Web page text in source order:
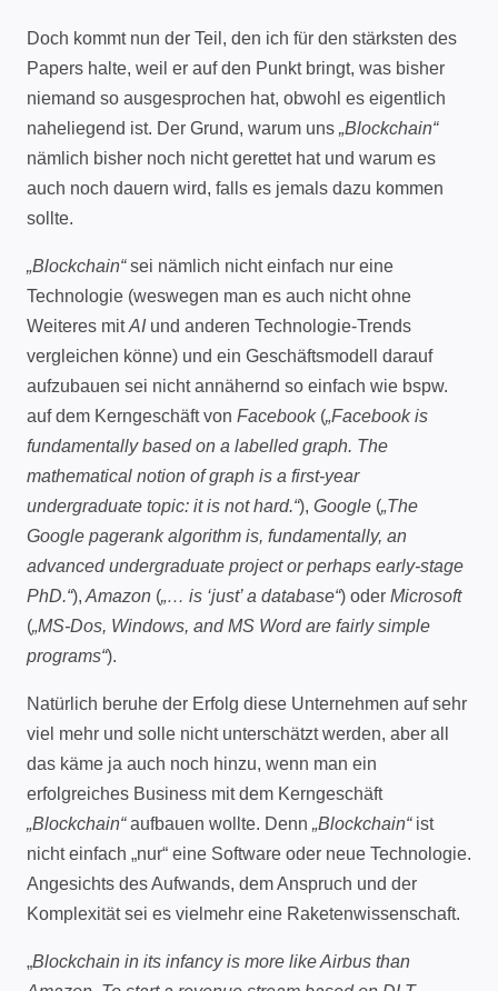
Doch kommt nun der Teil, den ich für den stärksten des
Papers halte, weil er auf den Punkt bringt, was bisher
niemand so ausgesprochen hat, obwohl es eigentlich
naheliegend ist. Der Grund, warum uns „Blockchain“
nämlich bisher noch nicht gerettet hat und warum es
auch noch dauern wird, falls es jemals dazu kommen
sollte.
„Blockchain“sei nämlich nicht einfach nur eine
Technologie (weswegen man es auch nicht ohne
Weiteres mitAIund anderen Technologie-Trends
vergleichen könne) und ein Geschäftsmodell darauf
aufzubauen sei nicht annähernd so einfach wie bspw.
auf dem Kerngeschäft von Facebook(„Facebook is
fundamentally based on a labelled graph. The
mathematical notion of graph is a first-year
undergraduate topic: it is not hard.“), Google („The
Google pagerank algorithm is, fundamentally, an
advanced undergraduate project or perhaps early-stage
PhD.“), Amazon („… is ‘just’ a database“) oder Microsoft
(„MS-Dos, Windows, and MS Word are fairly simple
programs“).
Natürlich beruhe der Erfolg diese Unternehmen auf sehr
viel mehr und solle nicht unterschätzt werden, aber all
das käme ja auch noch hinzu, wenn man ein
erfolgreiches Business mit dem Kerngeschäft
„Blockchain“aufbauen wollte. Denn „Blockchain“ist
nicht einfach „nur“ eine Software oder neue Technologie.
Angesichts des Aufwands, dem Anspruch und der
Komplexität sei es vielmehr eine Raketenwissenschaft.
„Blockchain in its infancy is more like Airbus than